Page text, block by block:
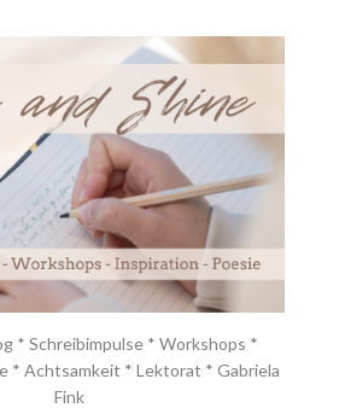
* Schreibimpulse * Workshops *
* Achtsamkeit * Lektorat * Gabriela
Fink